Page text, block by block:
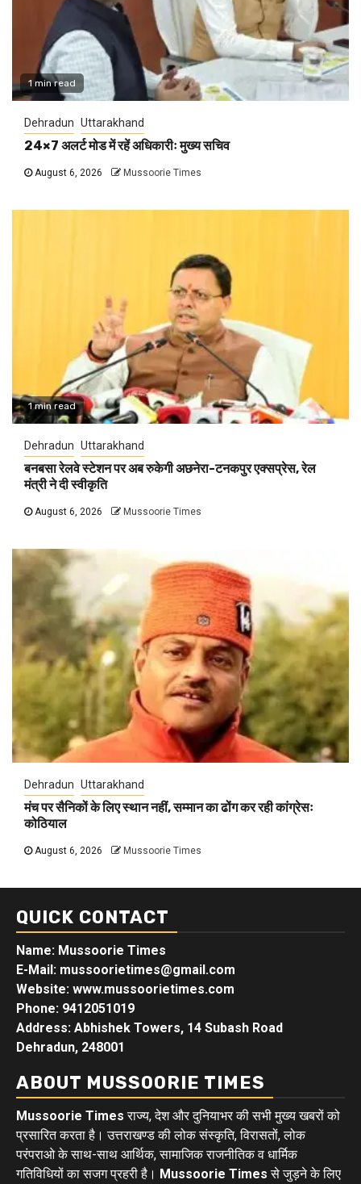
1 min read
Dehradun Uttarakhand
24×7 अलर्ट मोड में रहें अधिकारीः मुख्य सचिव
August 6, 2026 Mussoorie Times
1 min read
Dehradun Uttarakhand
बनबसा रेलवे स्टेशन पर अब रुकेगी अछनेरा-टनकपुर एक्सप्रेस, रेल
मंत्री ने दी स्वीकृति
August 6, 2026 Mussoorie Times
Dehradun Uttarakhand
मंच पर सैनिकों के लिए स्थान नहीं, सम्मान का ढोंग कर रही कांग्रेसः
कोठियाल
August 6, 2026 Mussoorie Times
QUICK CONTACT
Name: Mussoorie Times
E-Mail: mussoorietimes@gmail.com
Website: www.mussoorietimes.com
Phone: 9412051019
Address: Abhishek Towers, 14 Subash Road
Dehradun, 248001
ABOUT MUSSOORIE TIMES
Mussoorie Times राज्य, देश और दुनियाभर की सभी मुख्य खबरों को
प्रसारित करता है। उत्तराखण्ड की लोक संस्कृति, विरासतों, लोक
परंपराओ के साथ-साथ आर्थिक, सामाजिक राजनीतिक व धार्मिक
गतिविधियों का सजग प्रहरी है। Mussoorie Times से जुड़ने के लिए